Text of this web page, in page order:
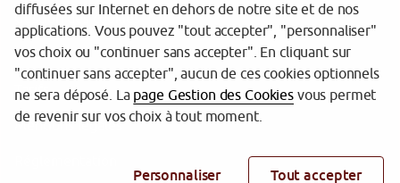
Gestion des cookies
Sécurité
Tarifs
Mentions légales
diffusées sur Internet en dehors de notre site et de nos
applications. Vous pouvez "tout accepter", "personnaliser"
vos choix ou "continuer sans accepter". En cliquant sur
"continuer sans accepter", aucun de ces cookies optionnels
ne sera déposé. La page Gestion des Cookiesvous permet
de revenir sur vos choix à tout moment.
Personnaliser Tout accepter